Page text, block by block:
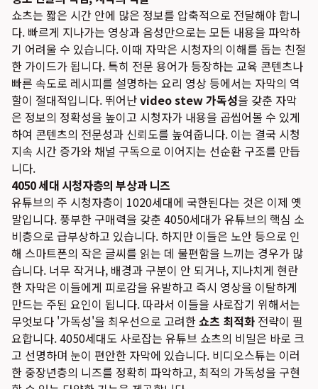
쇼츠는 짧은 시간 안에 많은 정보를 압축적으로 전달해야 합니
다. 빠르게 지나가는 영상과 음성만으로는 모든 내용을 파악하
기 어려울 수 있습니다. 이때 자막은 시청자의 이해를 돕는 친절
한 가이드가 됩니다. 특히 전문 용어가 등장하는 교육 콘텐츠나
빠른 속도로 레시피를 설명하는 요리 영상 등에서는 자막의 역
할이 절대적입니다. 뛰어난video stew 가독성을 갖춘 자막
은 정보의 정확성을 높이고 시청자가 내용을 곱씹어볼 수 있게
하여 콘텐츠의 전문성과 신뢰도를 높여줍니다. 이는 결국 시청
지속 시간 증가와 채널 구독으로 이어지는 선순환 구조를 만듭
니다.
4050 세대 시청자층의 부상과 니즈
유튜브의 주 시청자층이 1020세대에 국한된다는 것은 이제 옛
말입니다. 풍부한 구매력을 갖춘 4050세대가 유튜브의 핵심 소
비층으로 급부상하고 있습니다. 하지만 이들은 노안 등으로 인
해 스마트폰의 작은 글씨를 읽는 데 불편함을 느끼는 경우가 많
습니다. 너무 작거나, 배경과 구분이 안 되거나, 지나치게 현란
한 자막은 이들에게 피로감을 유발하고 즉시 영상을 이탈하게
만드는 주된 요인이 됩니다. 따라서 이들을 사로잡기 위해서는
무엇보다 '가독성'을 최우선으로 고려한쇼츠 최적화 전략이 필
요합니다.4050세대도 사로잡는 유튜브 쇼츠의 비밀은 바로 크
고 선명하며 눈이 편안한 자막에 있습니다. 비디오스튜는 이러
한 중장년층의 니즈를 정확히 파악하고, 최적의 가독성을 구현